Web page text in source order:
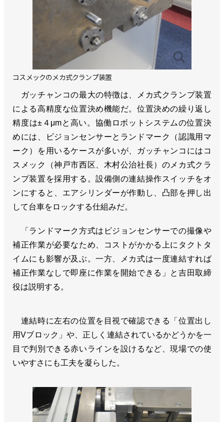
コスメックのメカ式クランプ装置
ガッチャンコの最大の特徴は、メカ式クランプ装置
による高精度な位置決め機能だ。位置決めの繰り返し
精度は±４μmと高い。協働ロボットシステムの位置決
めには、ビジョンセンサーとランドマーク（認識用マ
ーク）を用いるケースが多いが、ガッチャンコにはコ
スメック（神戸市西区、木村公治社長）のメカ式クラ
ンプ装置を採用する。設備側の連結操作スイッチをオ
ンにすると、エアシリンダーが作動し、凸部を押し出
して台車をロックする仕組みだ。
「ランドマーク方式はビジョンセンサーでの撮像や
補正作業が必要なため、コストがかかる上にタクトタ
イムにも影響が及ぶ。一方、メカ式は一度連結すれば
補正作業なしで即座に作業を開始できる」と吉田取締
役は説明する。
連結時に左右の位置を目視で確認できる「位置出し
用Vブロック」や、正しく連結されているかどうかを一
目で判別できる赤いラインを設けるなど、現場での使
いやすさにも工夫を凝らした。